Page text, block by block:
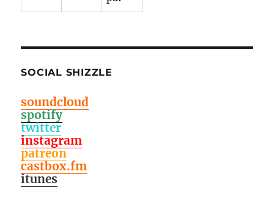
SOCIAL SHIZZLE
soundcloud
spotify
twitter
instagram
patreon
castbox.fm
itunes